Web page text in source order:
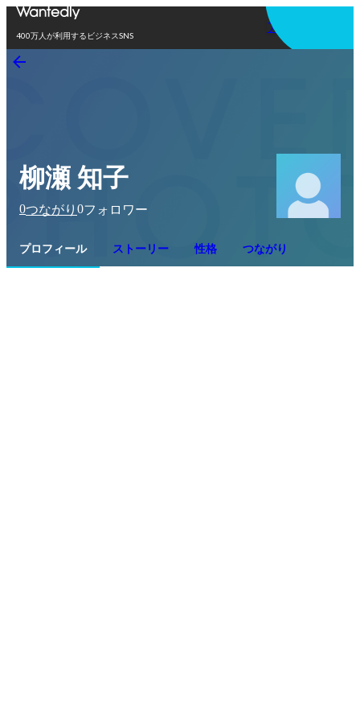
400万人が利用するビジネスSNS
アプリを使う
柳瀬 知子
0つながり 0フォロワー
プロフィール ストーリー 性格 つながり